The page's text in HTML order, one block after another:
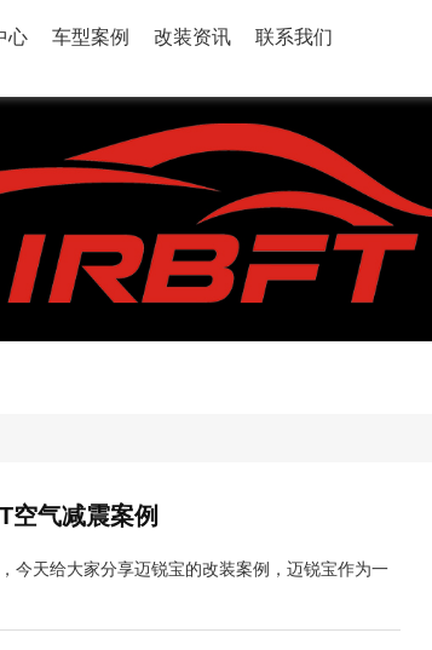
心 车型案例 改装资讯 联系我们
空气减震案例
今天给大家分享迈锐宝的改装案例，迈锐宝作为一